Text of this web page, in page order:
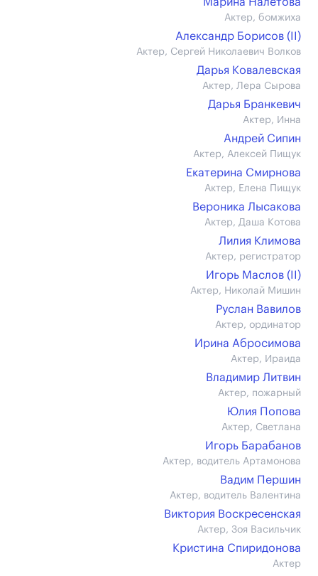
Актер, бомжиха
Александр Борисов (II)
Актер, Сергей Николаевич Волков
Дарья Ковалевская
Актер, Лера Сырова
Дарья Бранкевич
Актер, Инна
Андрей Сипин
Актер, Алексей Пищук
Екатерина Смирнова
Актер, Елена Пищук
Вероника Лысакова
Актер, Даша Котова
Лилия Климова
Актер, регистратор
Игорь Маслов (II)
Актер, Николай Мишин
Руслан Вавилов
Актер, ординатор
Ирина Абросимова
Актер, Ираида
Владимир Литвин
Актер, пожарный
Юлия Попова
Актер, Светлана
Игорь Барабанов
Актер, водитель Артамонова
Вадим Першин
Актер, водитель Валентина
Виктория Воскресенская
Актер, Зоя Васильчик
Кристина Спиридонова
Актер